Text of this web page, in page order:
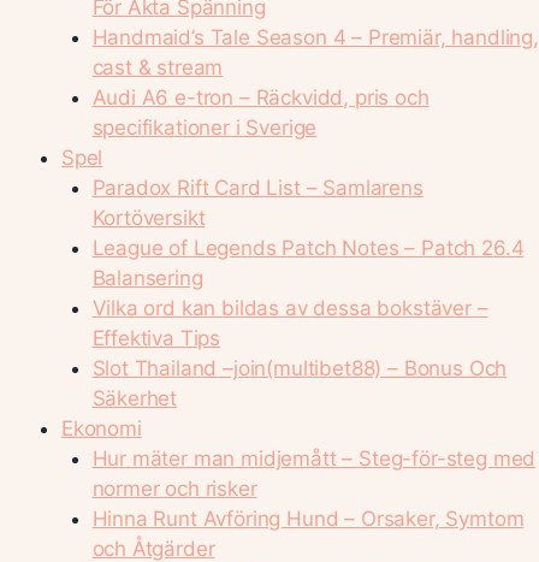
För Äkta Spänning
Handmaid’s Tale Season 4 – Premiär, handling,
cast & stream
Audi A6 e-tron – Räckvidd, pris och
specifikationer i Sverige
Spel
Paradox Rift Card List – Samlarens
Kortöversikt
League of Legends Patch Notes – Patch 26.4
Balansering
Vilka ord kan bildas av dessa bokstäver –
Effektiva Tips
Slot Thailand –join(multibet88) – Bonus Och
Säkerhet
Ekonomi
Hur mäter man midjemått – Steg-för-steg med
normer och risker
Hinna Runt Avföring Hund – Orsaker, Symtom
och Åtgärder